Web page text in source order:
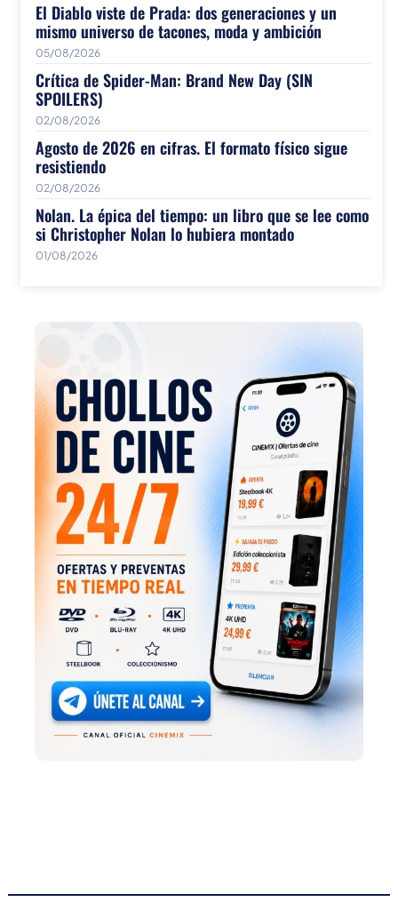
El Diablo viste de Prada: dos generaciones y un
mismo universo de tacones, moda y ambición
05/08/2026
Crítica de Spider-Man: Brand New Day (SIN
SPOILERS)
02/08/2026
Agosto de 2026 en cifras. El formato físico sigue
resistiendo
02/08/2026
Nolan. La épica del tiempo: un libro que se lee como
si Christopher Nolan lo hubiera montado
01/08/2026